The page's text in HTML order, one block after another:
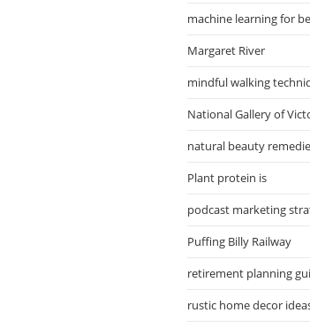
machine learning for
Margaret River
mindful walking
National Gallery of
natural beauty
Plant protein is
podcast marketing
Puffing Billy Railway
retirement planning
rustic home decor